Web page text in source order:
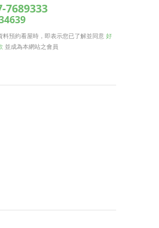
7689333
料預約看屋時，即表示您已了解並同意 好
並成為本網站之會員